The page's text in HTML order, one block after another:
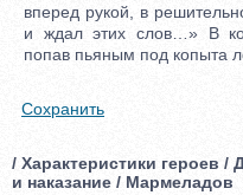
вперед рукой, в
и ждал этих слов…» В
попав пьяным под копыта
Сохранить
/ Характеристики героев
и наказание / Мармеладов